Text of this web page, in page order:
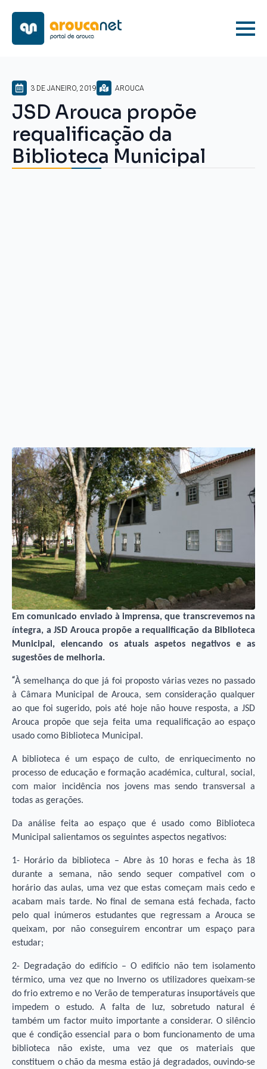
3 DE JANEIRO, 2019 AROUCA
JSD Arouca propõe
requalificação da
Biblioteca Municipal
Em comunicado enviado à imprensa, que transcrevemos na
íntegra, a JSD Arouca propõe a requalificação da Biblioteca
Municipal, elencando os atuais aspetos negativos e as
sugestões de melhoria.
“À semelhança do que já foi proposto várias vezes no passado
à Câmara Municipal de Arouca, sem consideração qualquer
ao que foi sugerido, pois até hoje não houve resposta, a JSD
Arouca propõe que seja feita uma requalificação ao espaço
usado como Biblioteca Municipal.
A biblioteca é um espaço de culto, de enriquecimento no
processo de educação e formação académica, cultural, social,
com maior incidência nos jovens mas sendo transversal a
todas as gerações.
Da análise feita ao espaço que é usado como Biblioteca
Municipal salientamos os seguintes aspectos negativos:
1- Horário da biblioteca – Abre às 10 horas e fecha às 18
durante a semana, não sendo sequer compatível com o
horário das aulas, uma vez que estas começam mais cedo e
acabam mais tarde. No final de semana está fechada, facto
pelo qual inúmeros estudantes que regressam a Arouca se
queixam, por não conseguirem encontrar um espaço para
estudar;
2- Degradação do edifício – O edifício não tem isolamento
térmico, uma vez que no Inverno os utilizadores queixam-se
do frio extremo e no Verão de temperaturas insuportáveis que
impedem o estudo. A falta de luz, sobretudo natural é
também um factor muito importante a considerar. O silêncio
que é condição essencial para o bom funcionamento de uma
biblioteca não existe, uma vez que os materiais que
constituem o chão da mesma estão já degradados, ouvindo-se